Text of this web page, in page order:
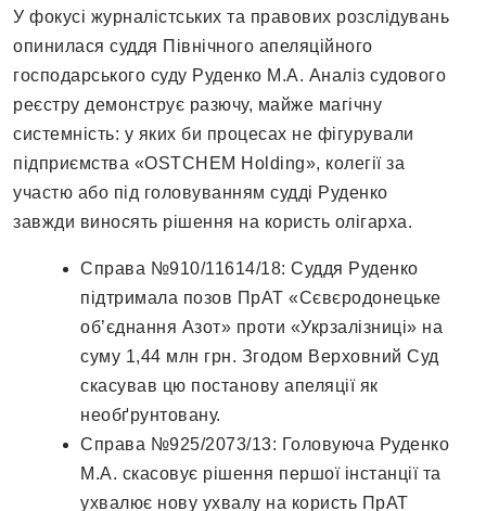
У фокусі журналістських та правових розслідувань
опинилася суддя Північного апеляційного
господарського суду Руденко М.А. Аналіз судового
реєстру демонструє разючу, майже магічну
системність: у яких би процесах не фігурували
підприємства «OSTCHEM Holding», колегії за
участю або під головуванням судді Руденко
завжди виносять рішення на користь олігарха.
Справа №910/11614/18: Суддя Руденко
підтримала позов ПрАТ «Сєвєродонецьке
об’єднання Азот» проти «Укрзалізниці» на
суму 1,44 млн грн. Згодом Верховний Суд
скасував цю постанову апеляції як
необґрунтовану.
Справа №925/2073/13: Головуюча Руденко
М.А. скасовує рішення першої інстанції та
ухвалює нову ухвалу на користь ПрАТ